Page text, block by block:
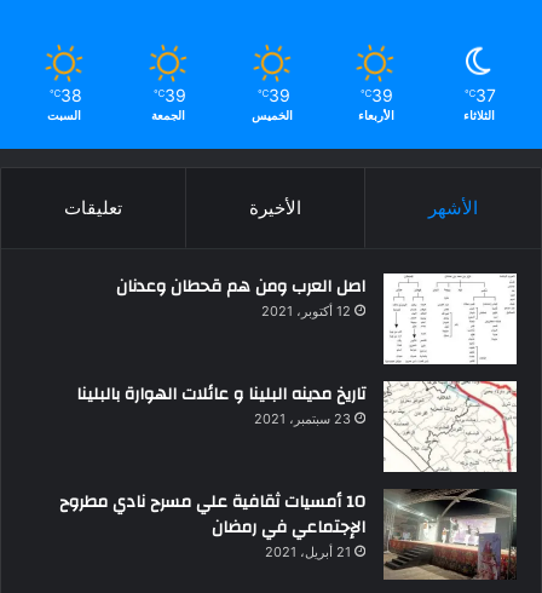
37
℃
الثلاثاء
39
℃
الأربعاء
39
℃
الخميس
39
℃
الجمعة
38
℃
السبت
الأشهر الأخيرة تعليقات
اصل العرب ومن هم قحطان وعدنان
12 أكتوبر، 2021
تاريخ مدينه البلينا و عائلات الهوارة بالبلينا
23 سبتمبر، 2021
10 أمسيات ثقافية علي مسرح نادي مطروح
الإجتماعي في رمضان
21 أبريل، 2021